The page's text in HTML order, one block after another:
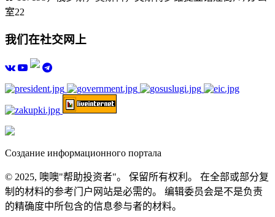
室22
我们在社交网上
Создание информационного портала
© 2025, 噢噢"帮助投资者"。 保留所有权利。 在全部或部分复
制的材料的参考门户网站是必需的。 编辑委员会是不是负责
的精确度中所包含的信息参与者的材料。